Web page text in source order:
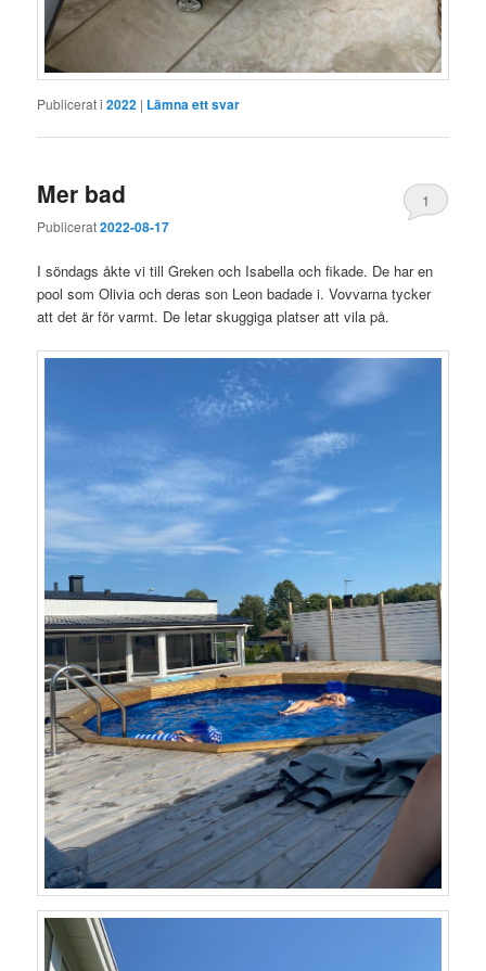
Publicerat i 2022 | Lämna ett svar
Mer bad
Publicerat2022-08-17
1
I söndags åkte vi till Greken och Isabella och fikade. De har en
pool som Olivia och deras son Leon badade i. Vovvarna tycker
att det är för varmt. De letar skuggiga platser att vila på.